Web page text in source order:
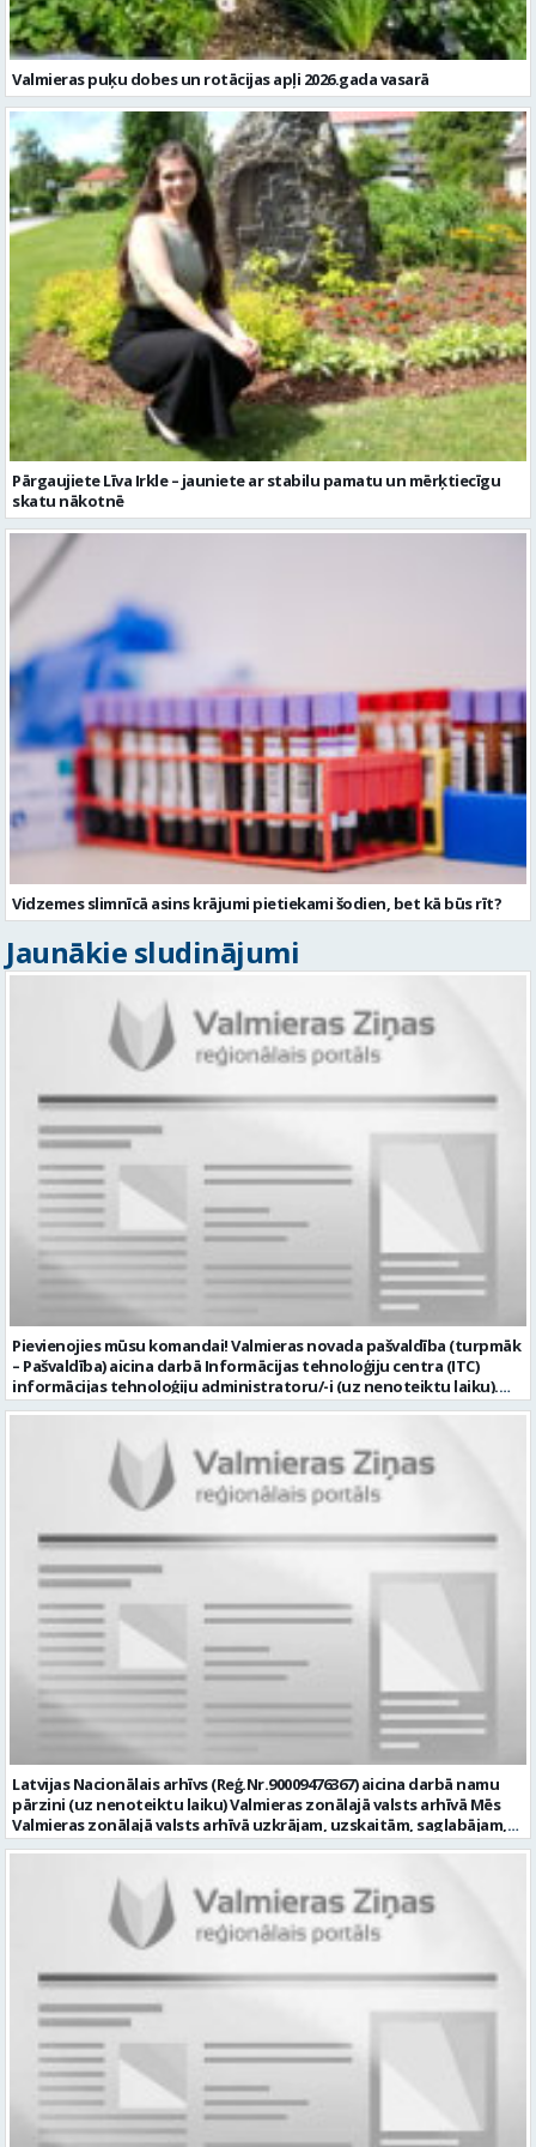
Valmieras puķu dobes un rotācijas apļi 2026.gada vasarā
Pārgaujiete Līva Irkle – jauniete ar stabilu pamatu un mērķtiecīgu
skatu nākotnē
Vidzemes slimnīcā asins krājumi pietiekami šodien, bet kā būs rīt?
Jaunākie sludinājumi
Pievienojies mūsu komandai! Valmieras novada pašvaldība (turpmāk
– Pašvaldība) aicina darbā Informācijas tehnoloģiju centra (ITC)
informācijas tehnoloģiju administratoru/-i (uz nenoteiktu laiku).
Darba vieta: Rūjienas un Naukšēnu apvienību teritorijās Ja Tev ir
(turpmāk – IKT) saistīto problēmu pieteikumu pārvaldību un
operatīvu risināšanu; nodrošināt datortehnikas lietotāju atbalstu
un ar to saistīto problēmsituāciju risināšanu; uzstādīt, konfigurēt,
diagnosticēt un modernizēt Pašvaldības iestāžu datortehniku,
datortīklus un programmatūru, novērst kļūmes to darbībā;
kontrolēt ārējo pakalpojumu sniedzēju darbu izpildi Pašvaldības
iestādēs infrastruktūras uzturēšanā; sagatavot priekšlikumus par
IKT nomaiņu un efektīvāku izmantošanu; un ja Tev ir: vismaz vidējā
profesionālā izglītība informācijas tehnoloģiju jomā; darba
pieredze (ar informācijas tehnoloģijām saistītā jomā); izpratne par
datortehnikas un biroja tehnikas uzbūvi un problēmu risināšanas
secību; izpratne par datortīkla uzbūvi, tīkla iekārtu darbības
principiem; valsts valodas prasmes atbilstoši Valsts valodas likuma
prasībām; kompetences: ļoti labas organizatoriskās un saskarsmes
spējas, argumentācijas prasme; prasme patstāvīgi pieņemt
lēmumus; analītiskās spējas; augsta atbildības sajūta; precizitāte;
spēja strādāt individuāli un komandā; pašiniciatīva un spēja meklēt
un piedāvāt jaunus risinājumus; mēs piedāvājam: dinamisku,
interesantu un atbildīgu darbu un ideju īstenošanas iespējas uz
attīstību vērstā Pašvaldībā; pamatalgu pārbaudes laikā 1258,- EUR
pirms nodokļu nomaksas, pēc pārbaudes laika 1310,- EUR pirms
nodokļu nomaksas; iespēju saņemt atvaļinājuma pabalstu darba un
dzīves līdzsvaram par labu darba sniegumu; darba devēja
līdzfinansētu veselības apdrošināšanu pēc pārbaudes laika beigām,
kā arī citas sociālās garantijas/labumus atbilstoši darba rezultātam
un normatīvajos aktos noteiktajam; profesionālās pilnveidošanās
un izaugsmes iespējas zinošu un atsaucīgu kolēģu komandā. CV,
burtu lielumu “11”) un izglītības dokumenta kopiju, lūdzam iesniegt
elektroniski, nosūtot uz personals@valmierasnovads.lv vai
personīgi Pašvaldības Dokumentu pārvaldības un klientu
apkalpošanas centrā, adrese: Lāčplēša ielā 2, Valmierā, Valmieras
novadā ar norādi „Informācijas tehnoloģiju centra Informācijas
tehnoloģiju administratora/-es amatam” līdz 2026.gada
23.augustam. Tālrunis papildu informācijai: 64292237. Profesija:
Latvijas Nacionālais arhīvs (Reģ.Nr.90009476367) aicina darbā namu
pārzini (uz nenoteiktu laiku) Valmieras zonālajā valsts arhīvā Mēs
Valmieras zonālajā valsts arhīvā uzkrājam, uzskaitām, saglabājam,
darām pieejamu un popularizējam nacionālo dokumentāro
Valkas, Smiltenes un Limbažu novadi. Aicinām savai komandai
pievienoties čaklu, rūpīgu un atbildīgu kolēģi namu pārziņa amatā,
kurš rūpētos par mūsu darba vietu Valmierā, Cempu ielā 13. Piesakies
un pievienojies mūsu kolektīvam! Mums ir svarīgi, lai Tev ir: • vismaz
vidējā vai vidējā profesionālā izglītība; • profesionāla pieredze
saimniecisko darbu veikšanā, vēlams ēku vai namu
apsaimniekošanas jomā; • labas iemaņas darbā ar datoru (MS Office,
tīmekļa pārlūkprogrammās, e pasts); • valsts valodas prasmes
vismaz B2 līmenī; • prasme plānot un organizēt savu darbu,
patstāvīgi risināt ar darba pienākumiem saistītus jautājumus, kā arī
augsta atbildības izjūta un labas sadarbības prasmes; • B
kategorijas autovadītāja apliecība, iespēja darba vajadzībām
izmantot personīgo automašīnu; • par priekšrocību uzskatīsim